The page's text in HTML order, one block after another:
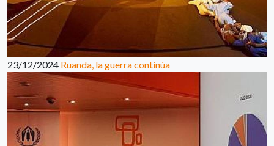
23/12/2024 Ruanda, la guerra continúa